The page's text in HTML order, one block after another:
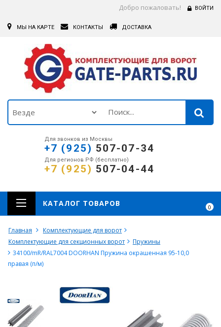
Добро пожаловать! ВОЙТИ
МЫ НА КАРТЕ КОНТАКТЫ ДОСТАВКА
Для звонков из Москвы
+7 (925) 507-07-34
Для регионов РФ (бесплатно)
+7 (925) 507-04-44
0
КАТАЛОГ ТОВАРОВ
Главная
Комплектующие для ворот
Комплектующие для секционных ворот
Пружины
34100/mR/RAL7004 DOORHAN Пружина окрашенная 95-10,0
правая (п/м)